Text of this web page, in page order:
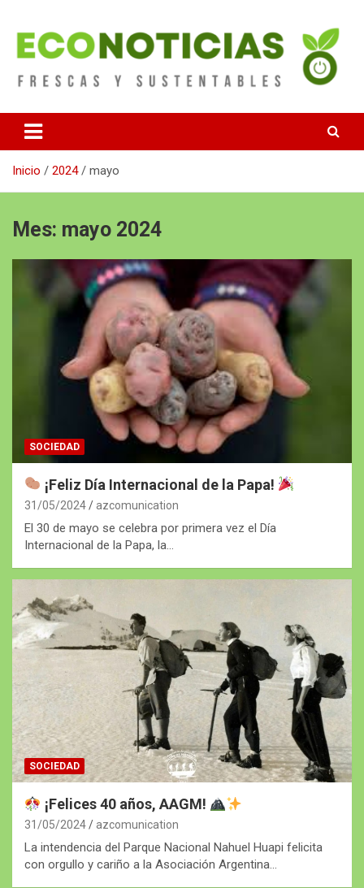
contenido
Econoticias
Inicio 2024 mayo
Mes: mayo 2024
SOCIEDAD
¡Feliz Día Internacional de la Papa!
31/05/2024 azcomunication
El 30 de mayo se celebra por primera vez el Día
Internacional de la Papa, la…
SOCIEDAD
¡Felices 40 años, AAGM!
31/05/2024 azcomunication
La intendencia del Parque Nacional Nahuel Huapi felicita
con orgullo y cariño a la Asociación Argentina…